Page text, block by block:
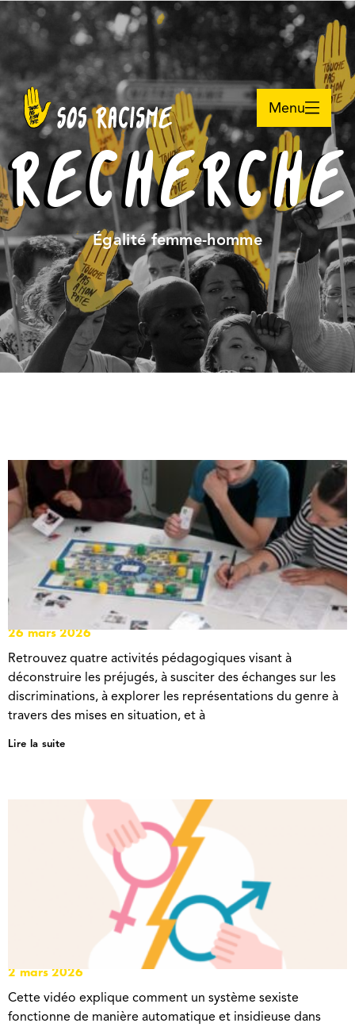
Menu
RECHERCHE
Égalité femme-homme
JEUX DE SENSIBILISATION
26 mars 2026
Retrouvez quatre activités pédagogiques visant à
déconstruire les préjugés, à susciter des échanges sur les
discriminations, à explorer les représentations du genre à
travers des mises en situation, et à
Lire la suite
LA MÉCANIQUE SEXISTE
2 mars 2026
Cette vidéo explique comment un système sexiste
fonctionne de manière automatique et insidieuse dans